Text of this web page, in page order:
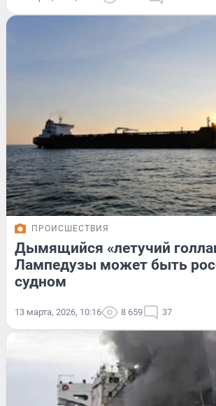
ПРОИСШЕСТВИЯ
Дымящийся «летучий
Лампедузы может быть
судном
13 марта, 2026, 10:16 8 659 37